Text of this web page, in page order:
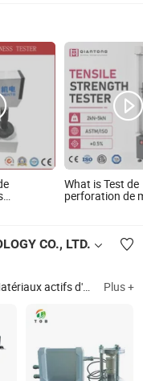
What is Test de
perforation de
CO., LTD.
Matériaux actifs de cathode de batterie, Matériaux actifs d'anode de batterie, Matériaux de batterie sodium-ion, Machine à cellule de pièce, Machine de fabrication d'électrodes, Testeur de batterie Plus +